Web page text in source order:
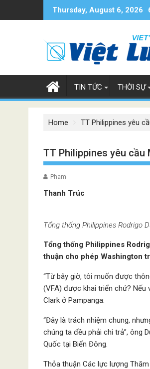
Thursday, August 6, 2026
TIN TỨC THỜI SỰ
Home TT Philippines yêu
TT Philippines yêu cầu
Pham
Thanh Trúc
Tổng thống Philippines Rodrigo
Tổng thống Philippines
thuận cho phép Washington
“Từ bây giờ, tôi muốn được
(VFA) được khai triển chứ? Nếu
Clark ở Pampanga:
“Đây là trách nhiệm chung,
chúng ta đều phải chi trả”, ông
Quốc tại Biển Đông.
Thỏa thuận Các lực lượng